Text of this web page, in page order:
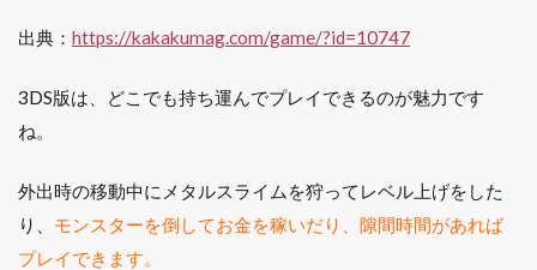
出典： https://kakakumag.com/game/?id=10747
3DS版は、どこでも持ち運んでプレイできるのが魅力です
ね。
外出時の移動中にメタルスライムを狩ってレベル上げをした
り、 モンスターを倒してお金を稼いだり、隙間時間があれば
プレイできます。